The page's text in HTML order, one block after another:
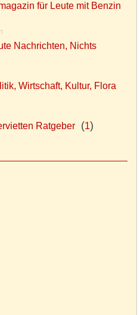
für Leute mit Benzin
Nachrichten, Nichts
Wirtschaft, Kultur, Flora
Ratgeber (1)